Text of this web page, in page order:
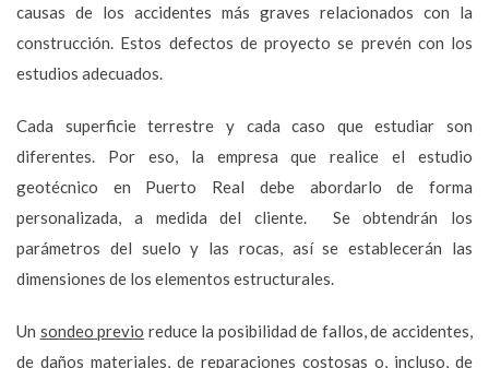
causas de los accidentes más graves relacionados con la
construcción. Estos defectos de proyecto se prevén con los
estudios adecuados.
Cada superficie terrestre y cada caso que estudiar son
diferentes. Por eso, la empresa que realice el estudio
geotécnico en Puerto Real debe abordarlo de forma
personalizada, a medida del cliente. Se obtendrán los
parámetros del suelo y las rocas, así se establecerán las
dimensiones de los elementos estructurales.
Un sondeo previo reduce la posibilidad de fallos, de accidentes,
de daños materiales, de reparaciones costosas o, incluso, de